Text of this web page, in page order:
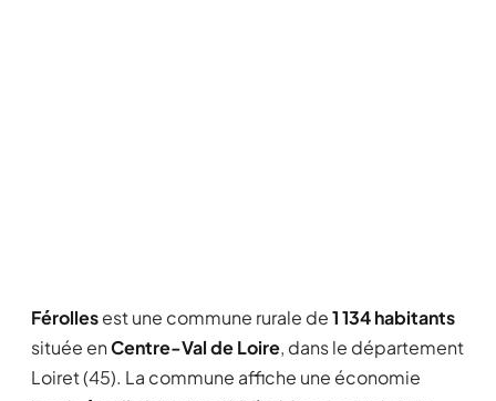
Férollesest une commune rurale de1 134 habitants
située enCentre-Val de Loire, dans le département
Loiret (45). La commune affiche une économie